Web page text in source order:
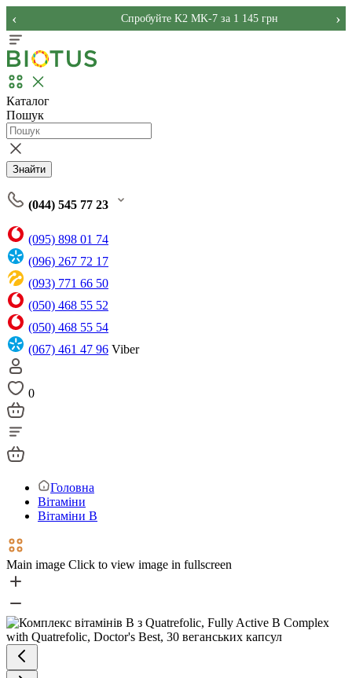
Спробуйте K2 MK-7 за 1 145 грн
‹ ›
Каталог
Пошук
Знайти
(044) 545 77 23
(095) 898 01 74
(096) 267 72 17
(093) 771 66 50
(050) 468 55 52
(050) 468 55 54
(067) 461 47 96 Viber
0
Головна
Вітаміни
Вітаміни В
Main image Click to view image in fullscreen